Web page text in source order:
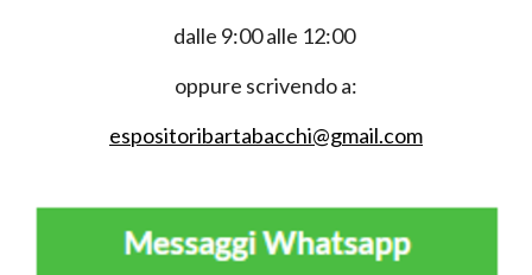
dalle 9:00 alle 12:00
oppure scrivendo a:
espositoribartabacchi@gmail.com